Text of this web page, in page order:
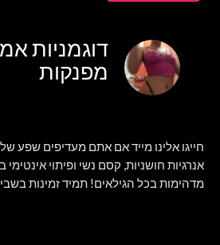
דוגמניות
מפנקות
חייגו אלינו מייד אם אתם מעדיפים שפע של
אנרגיות חושניות, קסם נשי ופיתוי
מדהימות בכל הגילאים! תמיד זמינות